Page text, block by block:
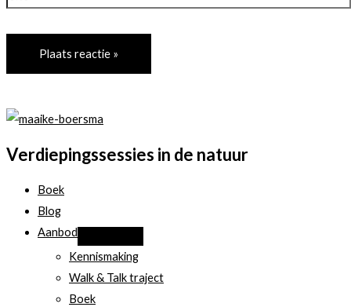
Verdiepingssessies in de natuur
Boek
Blog
Aanbod
Kennismaking
Walk & Talk traject
Boek